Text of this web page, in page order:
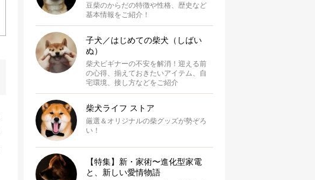
豆柴のからだの特徴や性格、歴史など
基本情報をご紹介！
子犬／はじめての柴犬（しばい
ぬ）
柴犬ビギナーの不安を解消！迎える前
の心得、揃えておきたいアイテム、自
宅環境、接し方などをご紹介
柴犬ライフ ストア
厳選＆オリジナルの柴グッズが勢ぞろ
い！
【特集】新・家術〜進化型家電
と、新しい愛情物語